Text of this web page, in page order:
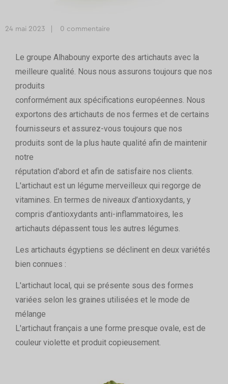
24 mai 2023 0 commentaire
Le groupe Alhabouny exporte des artichauts avec la
meilleure qualité. Nous nous assurons toujours que nos
produits
conformément aux spécifications européennes. Nous
exportons des artichauts de nos fermes et de certains
fournisseurs et assurez-vous toujours que nos
produits sont de la plus haute qualité afin de maintenir
notre
réputation d'abord et afin de satisfaire nos clients.
L'artichaut est un légume merveilleux qui regorge de
vitamines. En termes de niveaux d’antioxydants, y
compris d’antioxydants anti-inflammatoires, les
artichauts dépassent tous les autres légumes.
Les artichauts égyptiens se déclinent en deux variétés
bien connues :
L'artichaut local, qui se présente sous des formes
variées selon les graines utilisées et le mode de
mélange
L'artichaut français a une forme presque ovale, est de
couleur violette et produit copieusement.